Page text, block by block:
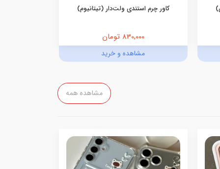
کاور چرم استندی ولت‌دار (تیتانیوم)
830,000 تومان
مشاهده و خرید
مشاهده همه